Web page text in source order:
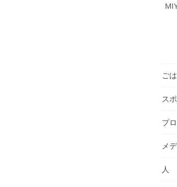
ご
ス
プ
メ
人